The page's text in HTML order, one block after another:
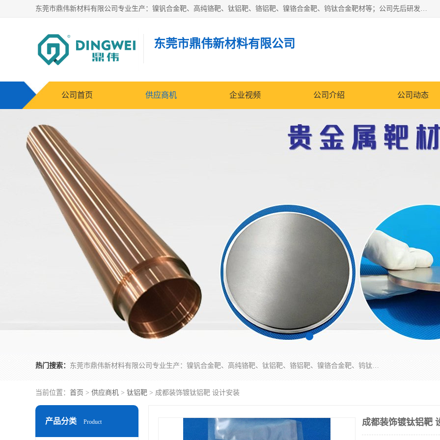
东莞市鼎伟新材料有限公司专业生产：镍钒合金靶、高纯铬靶、钛铝靶、铬铝靶、镍铬合金靶、钨钛合金靶材等；公司先后研发的蒸发材料、溅射靶材系列产品广泛应用到国内外众多知名电子、太阳能企业当中，以较高的性价比，成功发替代了国外进口产品，颇受用户好评。
东莞市鼎伟新材料有限公司
公司首页 供应商机 企业视频 公司介绍 公司动态
热门搜索： 东莞市鼎伟新材料有限公司专业生产：镍钒合金靶、高纯铬靶、钛铝靶、铬铝靶、镍铬合金靶、钨钛合金靶材等；公司先后研发的蒸发材料、溅射靶材系列产品广泛应用到国内外众多知名电子、太阳能企业当中，以较高的性价比，成功发替代了国外进口产品，颇受用户好评。
当前位置： 首页 > 供应商机 > 钛铝靶 > 成都装饰镀钛铝靶 设计安装
产品分类 Product 成都装饰镀钛铝靶